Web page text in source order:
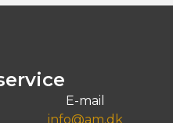
E-mail
info@am.dk